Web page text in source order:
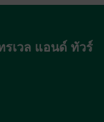
รเวล แอนด์ ทัวร์